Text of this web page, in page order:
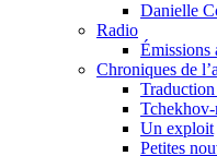
Danielle
Radio
Émissions
Chroniques de
Un exploit
Petites